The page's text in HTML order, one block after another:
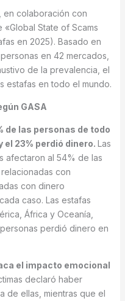
, en colaboración con
«Global State of Scams
en 2025). Basado en
en 42 mercados,
de la prevalencia, el
estafas en todo el mundo.
GASA
de las personas de todo
23% perdió dinero. Las
afectaron al 54% de las
con
con dinero
caso. Las estafas
África y Oceanía,
perdió dinero en
el impacto emocional
declaró haber
de ellas, mientras que el